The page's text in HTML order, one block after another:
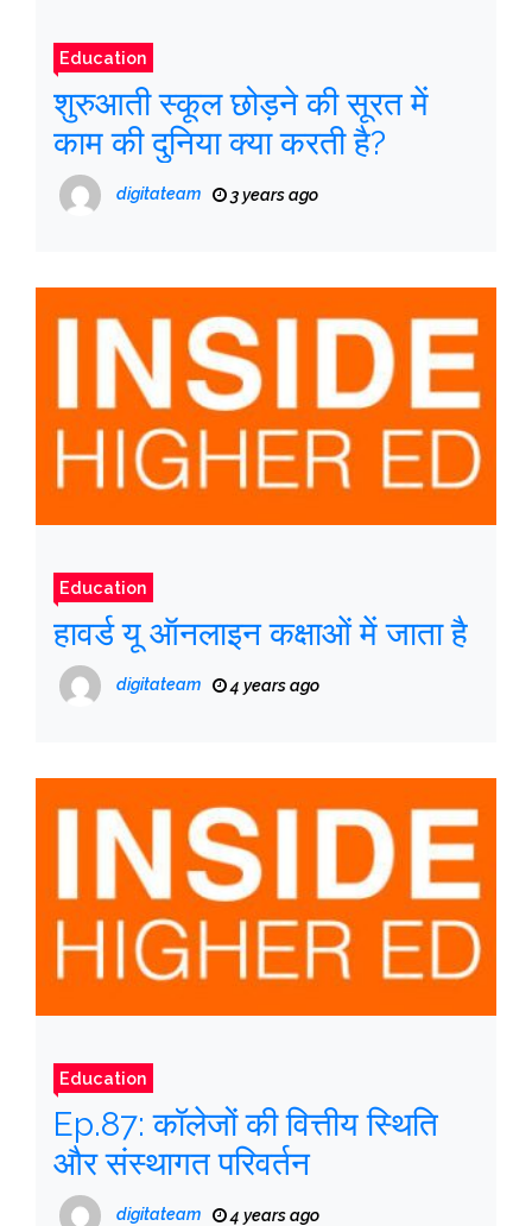
Education
शुरुआती स्कूल छोड़ने की सूरत में
काम की दुनिया क्या करती है?
digitateam 3 years ago
Education
हावर्ड यू ऑनलाइन कक्षाओं में जाता है
digitateam 4 years ago
Education
Ep.87: कॉलेजों की वित्तीय स्थिति
और संस्थागत परिवर्तन
digitateam 4 years ago